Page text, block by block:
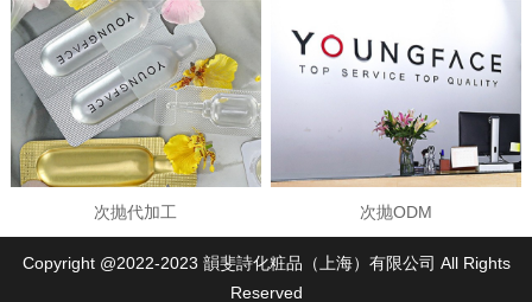
次抛代加工 次抛ODM
Copyright @2022-2023 韻斐詩化粧品（上海）有限公司 All Rights
Reserved